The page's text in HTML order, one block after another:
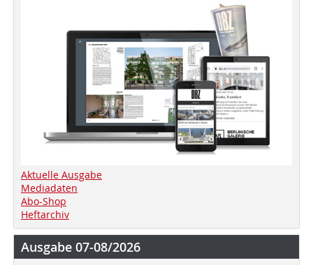
Aktuelle Ausgabe
Mediadaten
Abo-Shop
Heftarchiv
Ausgabe 07-08/2026